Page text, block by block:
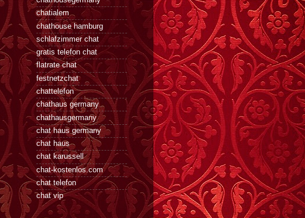
chatialem
chathouse hamburg
schlafzimmer chat
gratis telefon chat
flatrate chat
festnetzchat
chattelefon
chathaus germany
chathausgermany
chat haus germany
chat haus
chat karussell
chat-kostenlos.com
chat telefon
chat vip